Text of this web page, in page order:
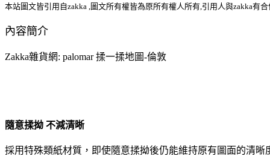
本站圖文皆引用自zakka ,圖文所有權皆為原所有權人所有,引用人與zakka有合
內容簡介
Zakka雜貨網: palomar 揉一揉地圖-倫敦
隨意揉拗 不減清晰
採用特殊類紙材質，即使隨意揉拗後仍能維持原有圖面的清晰